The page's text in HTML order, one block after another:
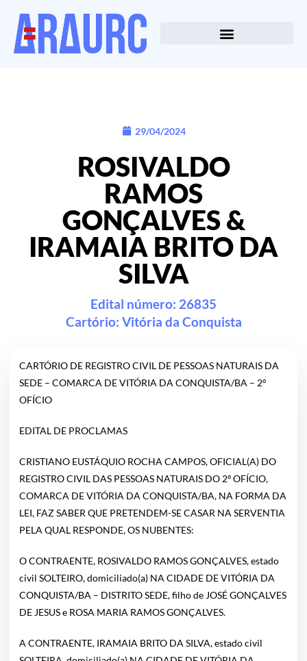
29/04/2024
ROSIVALDO
RAMOS
GONÇALVES &
IRAMAIA BRITO DA
SILVA
Edital número: 26835
Cartório: Vitória da Conquista
CARTÓRIO DE REGISTRO CIVIL DE PESSOAS NATURAIS DA
SEDE – COMARCA DE VITÓRIA DA CONQUISTA/BA – 2º
OFÍCIO
EDITAL DE PROCLAMAS
CRISTIANO EUSTÁQUIO ROCHA CAMPOS, OFICIAL(A) DO
REGISTRO CIVIL DAS PESSOAS NATURAIS DO 2º OFÍCIO,
COMARCA DE VITÓRIA DA CONQUISTA/BA, NA FORMA DA
LEI, FAZ SABER QUE PRETENDEM-SE CASAR NA SERVENTIA
PELA QUAL RESPONDE, OS NUBENTES:
O CONTRAENTE, ROSIVALDO RAMOS GONÇALVES, estado
civil SOLTEIRO, domiciliado(a) NA CIDADE DE VITÓRIA DA
CONQUISTA/BA – DISTRITO SEDE, filho de JOSÉ GONÇALVES
DE JESUS e ROSA MARIA RAMOS GONÇALVES.
A CONTRAENTE, IRAMAIA BRITO DA SILVA, estado civil